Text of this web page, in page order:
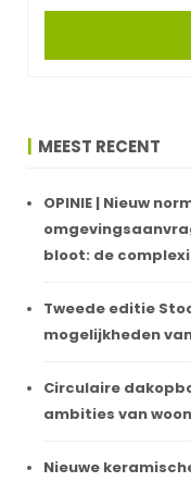
MEEST RECENT
OPINIE | Nieuw
bloot: de
Tweede editie
mogelijkheden
Circulaire
ambities van
Nieuwe